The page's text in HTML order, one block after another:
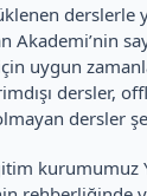
derslerle
Akademi’nin
uygun
dersler,
dersler
kurumumuz